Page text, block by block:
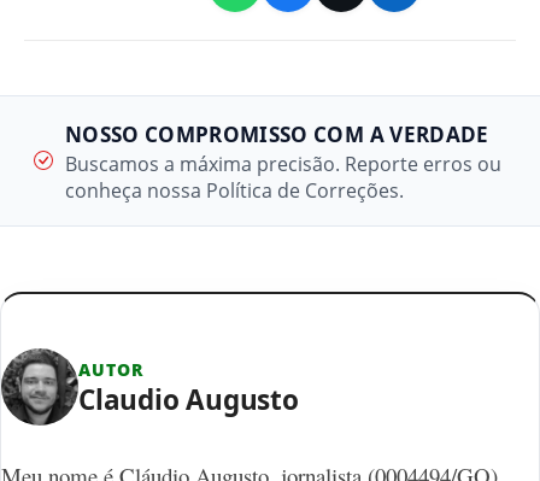
NOSSO COMPROMISSO COM A VERDADE
Buscamos a máxima precisão. Reporte erros ou
conheça nossa Política de Correções.
AUTOR
Claudio Augusto